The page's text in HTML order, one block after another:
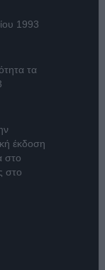
1993
τα
έκδοση
στο
στο